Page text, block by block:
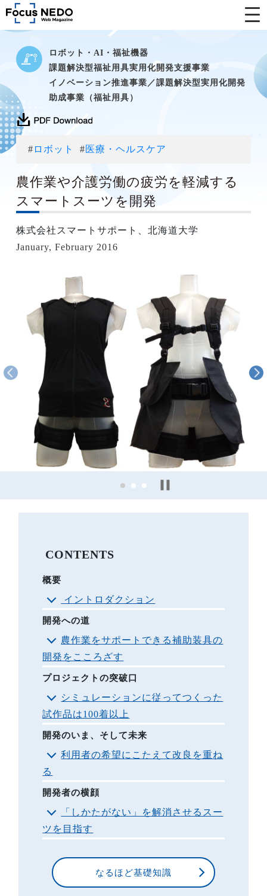
ロボット・AI・福祉機器
課題解決型福祉用具実用化開発支援事業
イノベーション推進事業／課題解決型実用化開発
助成事業（福祉用具）
# ロボット #医療・ヘルスケア
農作業や介護労働の疲労を軽減する
スマートスーツを開発
株式会社スマートサポート、北海道大学
January, February 2016
CONTENTS
概要
イントロダクション
開発への道
農作業をサポートできる補助装具の
開発をこころざす
プロジェクトの突破口
シミュレーションに従ってつくった
試作品は100着以上
開発のいま、そして未来
利用者の希望にこたえて改良を重ね
る
開発者の横顔
「しかたがない」を解消させるスー
ツを目指す
なるほど基礎知識